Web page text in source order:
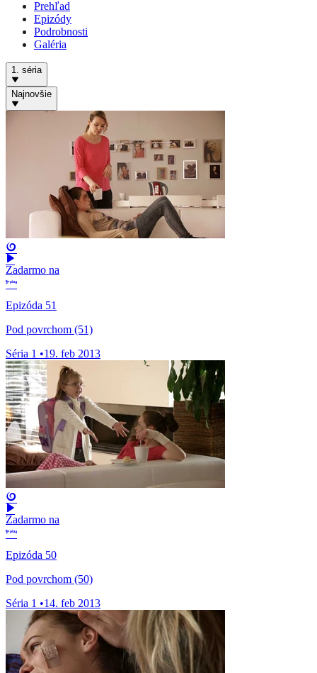
Prehľad
Epizódy
Podrobnosti
Galéria
1. séria
Najnovšie
Zadarmo na
Epizóda 51
Pod povrchom (51)
Séria 1 •19. feb 2013
Zadarmo na
Epizóda 50
Pod povrchom (50)
Séria 1 •14. feb 2013